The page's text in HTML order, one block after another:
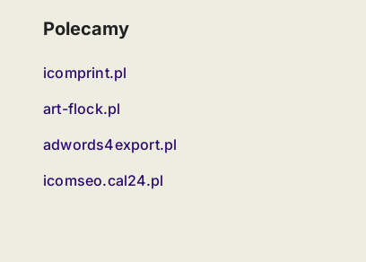
Polecamy
icomprint.pl
art-flock.pl
adwords4export.pl
icomseo.cal24.pl